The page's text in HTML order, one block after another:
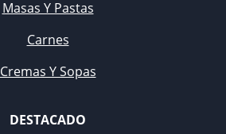
Masas Y Pastas
Carnes
Cremas Y Sopas
DESTACADO